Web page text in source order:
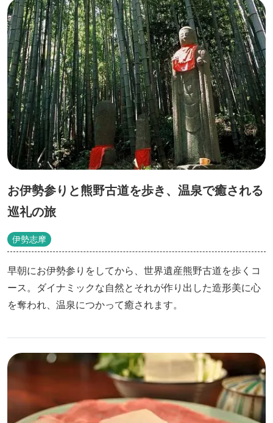
お伊勢参りと熊野古道を歩き、温泉で癒される
巡礼の旅
伊勢志摩
早朝にお伊勢参りをしてから、世界遺産熊野古道を歩くコ
ース。ダイナミックな自然とそれが作り出した造形美に心
を奪われ、温泉につかって癒されます。